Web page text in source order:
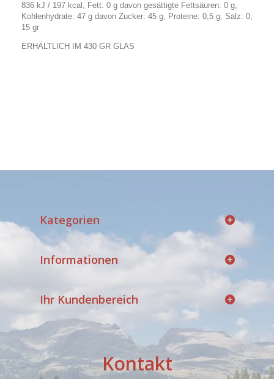
836 kJ / 197 kcal, Fett: 0 g davon gesättigte Fettsäuren: 0 g,
Kohlenhydrate: 47 g davon Zucker: 45 g, Proteine: 0,5 g, Salz: 0,
15 gr
ERHÄLTLICH IM 430 GR GLAS
Kategorien
Informationen
Ihr Kundenbereich
Kontakt